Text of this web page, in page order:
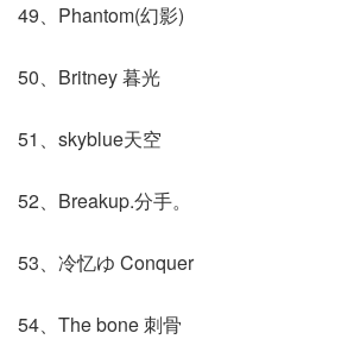
49、Phantom(幻影)
50、Britney 暮光
51、skyblue天空
52、Breakup.分手。
53、冷忆ゆ Conquer
54、The bone 刺骨